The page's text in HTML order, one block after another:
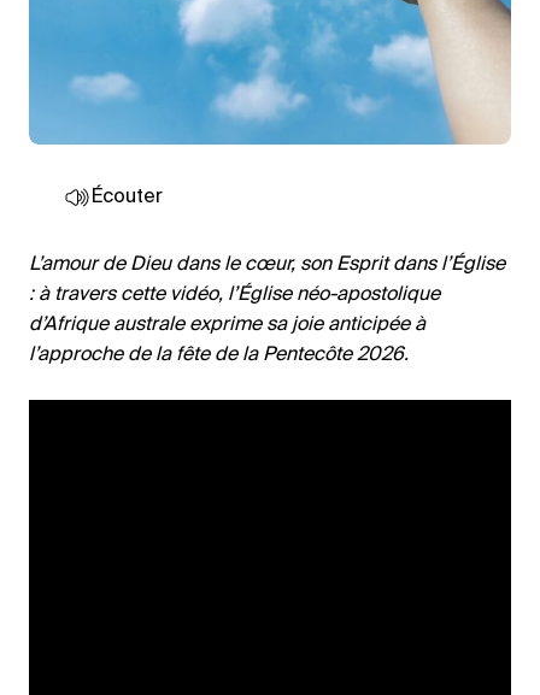
Écouter
L’amour de Dieu dans le cœur, son Esprit dans l’Église
: à travers cette vidéo, l’Église néo-apostolique
d’Afrique australe exprime sa joie anticipée à
l’approche de la fête de la Pentecôte 2026.